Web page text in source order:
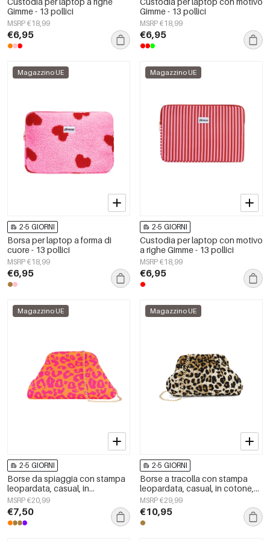
Gimme - 13 pollici
MSRP €18,99
€6,95
Gimme - 13 pollici
MSRP €18,99
€6,95
Magazzino UE
2-5 GIORNI
Borsa per laptop a forma di
cuore - 13 pollici
MSRP €18,99
€6,95
Magazzino UE
2-5 GIORNI
Custodia per laptop con motivo
a righe Gimme - 13 pollici
MSRP €18,99
€6,95
Magazzino UE
2-5 GIORNI
Borse da spiaggia con stampa
leopardata, casual, in
poliestere, accessori quotidiani
MSRP €20,99
€7,50
Magazzino UE
2-5 GIORNI
Borse a tracolla con stampa
leopardata, casual, in cotone,
accessori quotidiani
MSRP €29,99
€10,95